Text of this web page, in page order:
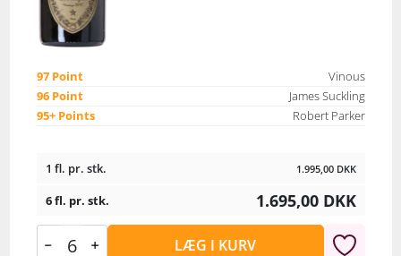
97 Point
Vinous
96 Point
James Suckling
95+ Points
Robert Parker
1 fl. pr. stk. 1.995,00 DKK
6 fl. pr. stk. 1.695,00 DKK
LÆG I KURV